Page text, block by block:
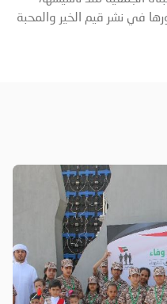
في نشر قيم الخير والمحبة